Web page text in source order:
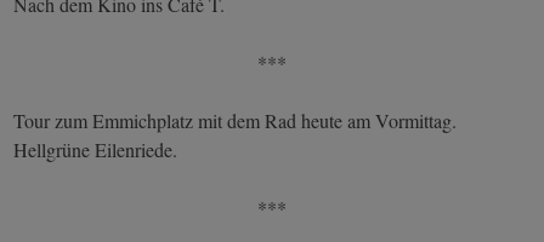
***
Tour zum Emmichplatz mit dem Rad heute am Vormittag.
Hellgrüne Eilenriede.
***